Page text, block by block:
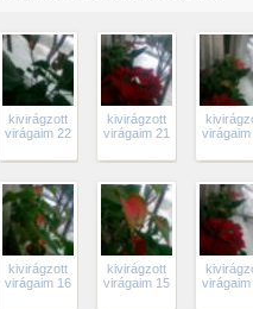
kivirágzott
virágaim 22
kivirágzott
virágaim 21
virágaim
kivirágzott
virágaim 16
kivirágzott
virágaim 15
virágaim